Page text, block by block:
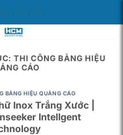
THI CÔNG BẢNG HIỆU
CÁO
BẢNG HIỆU QUẢNG CÁO
Inox Trắng Xước |
IntelIgent